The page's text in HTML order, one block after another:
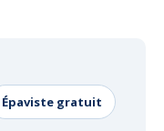
Épaviste gratuit